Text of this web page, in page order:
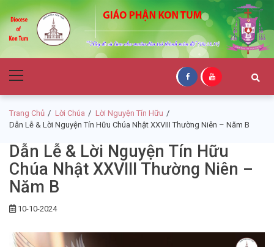
to
navigation
to
content
Giáo Phận Kon
Tum
Menu
Trang Chủ Lời Chúa
Lời Nguyện Tín Hữu
Dẫn Lễ & Lời Nguyện Tín Hữu Chúa Nhật XXVIII Thường Niên – Năm B
Dẫn Lễ & Lời Nguyện Tín Hữu
Chúa Nhật XXVIII Thường Niên –
Năm B
10-10-2024